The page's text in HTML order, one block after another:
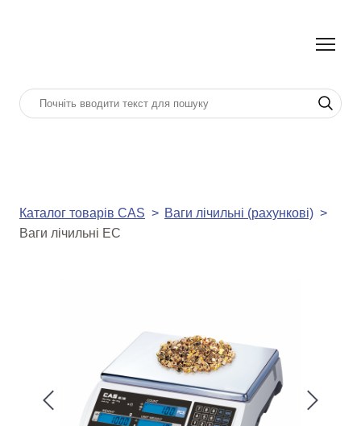
Каталог товарів CAS
Ваги лічильні (рахункові)
Ваги лічильні EC